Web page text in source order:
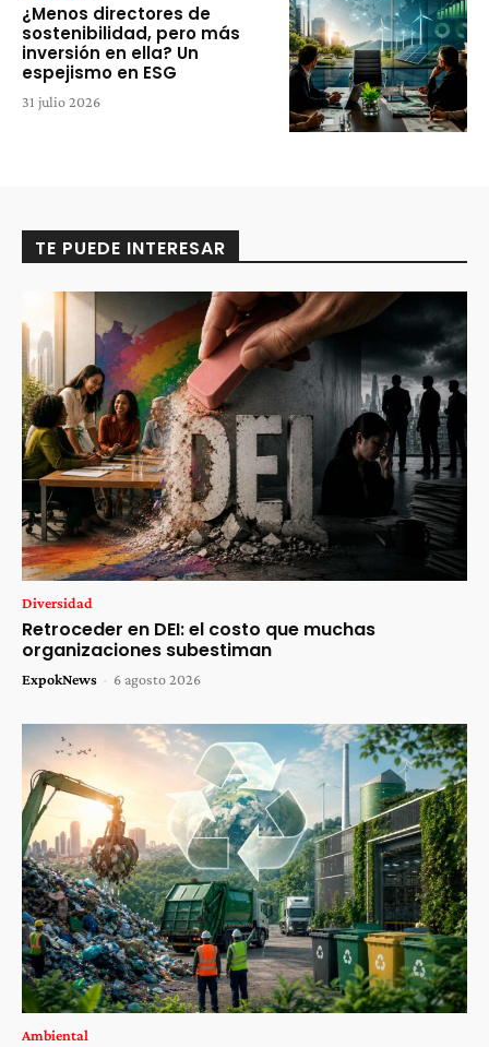
¿Menos directores de
sostenibilidad, pero más
inversión en ella? Un
espejismo en ESG
31 julio 2026
TE PUEDE INTERESAR
Diversidad
Retroceder en DEI: el costo que muchas
organizaciones subestiman
ExpokNews - 6 agosto 2026
Ambiental